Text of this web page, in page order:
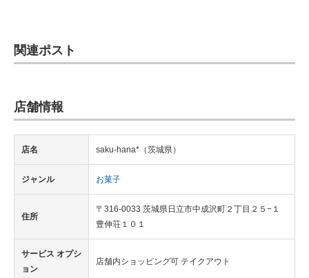
ちょっと気になるネットの話題
関連ポスト
店舗情報
店名 saku-hana*（茨城県）
ジャンル お菓子
住所
〒316-0033 茨城県日立市中成沢町２丁目２５−１
豊伸荘１０１
サービス オプシ
ョン
店舗内ショッピング可 テイクアウト